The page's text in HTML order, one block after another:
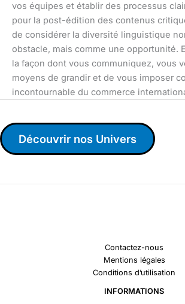
vos équipes et établir des processus
pour la post-édition des contenus
de considérer la diversité linguistique
obstacle, mais comme une opportunité.
la façon dont vous communiquez, vous
moyens de grandir et de vous imposer
incontournable du commerce
Découvrir nos Univers
Contactez-nous
Mentions légales
Conditions d’utilisation
INFORMATIONS